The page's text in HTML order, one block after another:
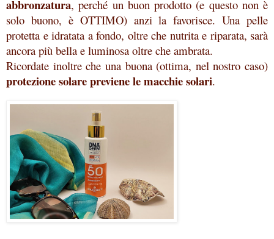
abbronzatura, perché un buon prodotto (e questo non è
solo buono, è OTTIMO) anzi la favorisce. Una pelle
protetta e idratata a fondo, oltre che nutrita e riparata, sarà
ancora più bella e luminosa oltre che ambrata.
Ricordate inoltre che una buona (ottima, nel nostro caso)
protezione solare previene le macchie solari.